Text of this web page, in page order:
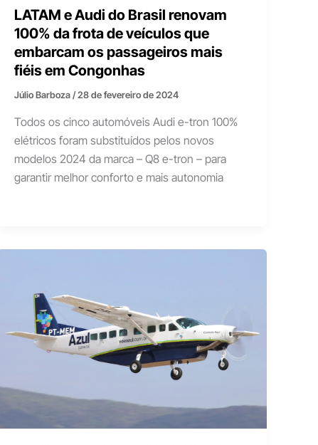
LATAM e Audi do Brasil renovam
100% da frota de veículos que
embarcam os passageiros mais
fiéis em Congonhas
Júlio Barboza/28 de fevereiro de 2024
Todos os cinco automóveis Audi e-tron 100%
elétricos foram substituídos pelos novos
modelos 2024 da marca – Q8 e-tron – para
garantir melhor conforto e mais autonomia